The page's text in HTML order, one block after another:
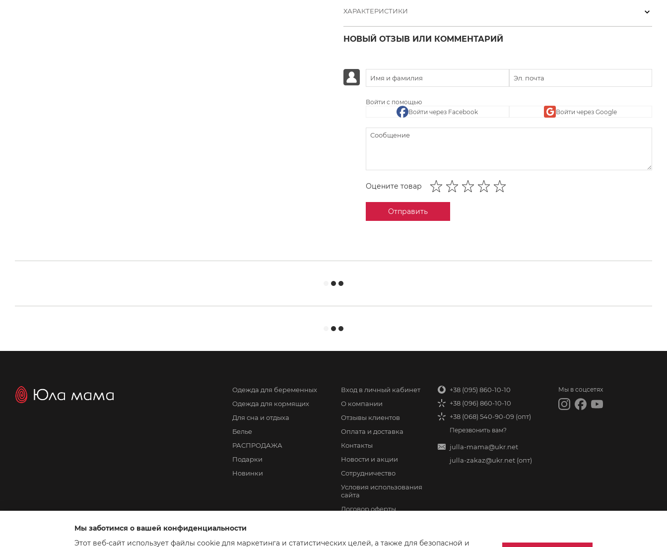
ХАРАКТЕРИСТИКИ
НОВЫЙ ОТЗЫВ ИЛИ КОММЕНТАРИЙ
Войти с помощью
Войти через Facebook
Войти через Google
Оцените товар
Отправить
Интернет-магазин создан с Хорошоп
Одежда для беременных
Одежда для кормящих
Для сна и отдыха
Белье
РАСПРОДАЖА
Подарки
Новинки
Вход в личный кабинет
О компании
Отзывы клиентов
Оплата и доставка
Контакты
Новости и акции
Сотрудничество
Условия использования
сайта
Договор оферты
+38 (095) 860-10-10
+38 (096) 860-10-10
+38 (068) 540-90-09 (опт)
Перезвонить вам?
julla-mama@ukr.net
julla-zakaz@ukr.net (опт)
Мы в соцсетях
Мы заботимся о вашей конфиденциальности
Этот веб-сайт использует файлы cookie для маркетинга и статистических целей, а также для безопасной и